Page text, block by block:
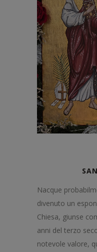
Nacque
divenuto un
Chiesa, giunse
anni del terzo
notevole valore,